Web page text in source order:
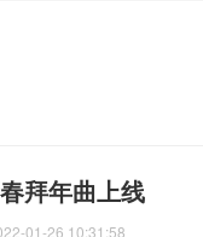
拜年曲上线
01-26 10:31:58